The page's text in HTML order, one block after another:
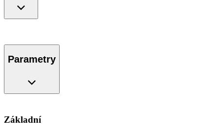
Parametry
Základní